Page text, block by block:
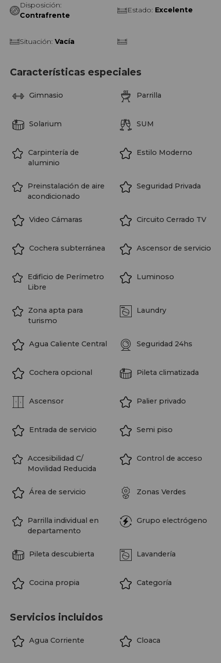
Disposición:
Contrafrente
Estado: Excelente
Situación: Vacía
Características especiales
Gimnasio Parrilla
Solarium SUM
Carpintería de
aluminio
Estilo Moderno
Preinstalación de aire
acondicionado
Seguridad Privada
Video Cámaras Circuito Cerrado TV
Cochera subterránea Ascensor de servicio
Edificio de Perímetro
Libre
Luminoso
Zona apta para
turismo
Laundry
Agua Caliente Central Seguridad 24hs
Cochera opcional Pileta climatizada
Ascensor Palier privado
Entrada de servicio Semi piso
Accesibilidad C/
Movilidad Reducida
Control de acceso
Área de servicio Zonas Verdes
Parrilla individual en
departamento
Grupo electrógeno
Pileta descubierta Lavandería
Cocina propia Categoría
Servicios incluidos
Agua Corriente Cloaca